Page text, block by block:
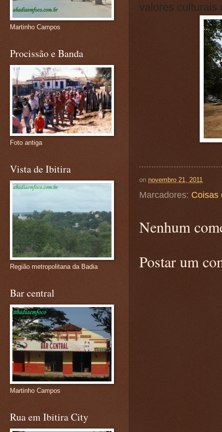
valores culturais
on novembro 21, 2011
Marcadores: Coisas
Nenhum
Postar um
Martinho Campos
Procissão e Banda
Foto antiga
Vista de Ibitira
Região metropolitana da Badia
Bar central
Martinho Campos
Rua em Ibitira City